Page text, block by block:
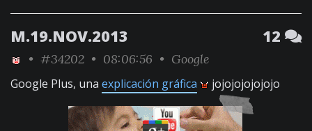
M.19.NOV.2013 12
• #34202 • 08:06:56 • Google
Google Plus, una explicación gráfica jojojojojojojo